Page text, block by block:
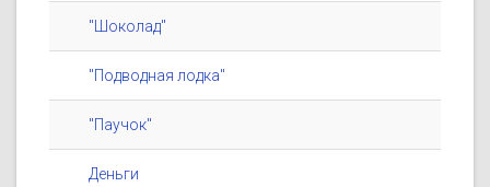
"Шоколад"
"Подводная лодка"
"Паучок"
Деньги